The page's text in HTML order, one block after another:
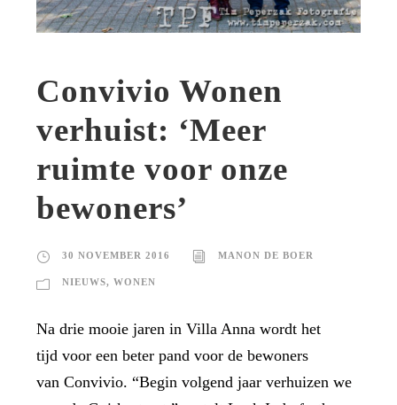
Convivio Wonen
verhuist: ‘Meer
ruimte voor onze
bewoners’
30 NOVEMBER 2016 MANON DE BOER
NIEUWS, WONEN
Na drie mooie jaren in Villa Anna wordt het
tijd voor een beter pand voor de bewoners
van Convivio. “Begin volgend jaar verhuizen we